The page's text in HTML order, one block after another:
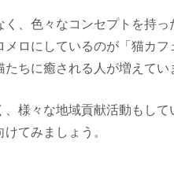
、色々なコンセプトを持っ
ロにしているのが「猫カフ
ちに癒される人が増えてい
様々な地域貢献活動もして
てみましょう。